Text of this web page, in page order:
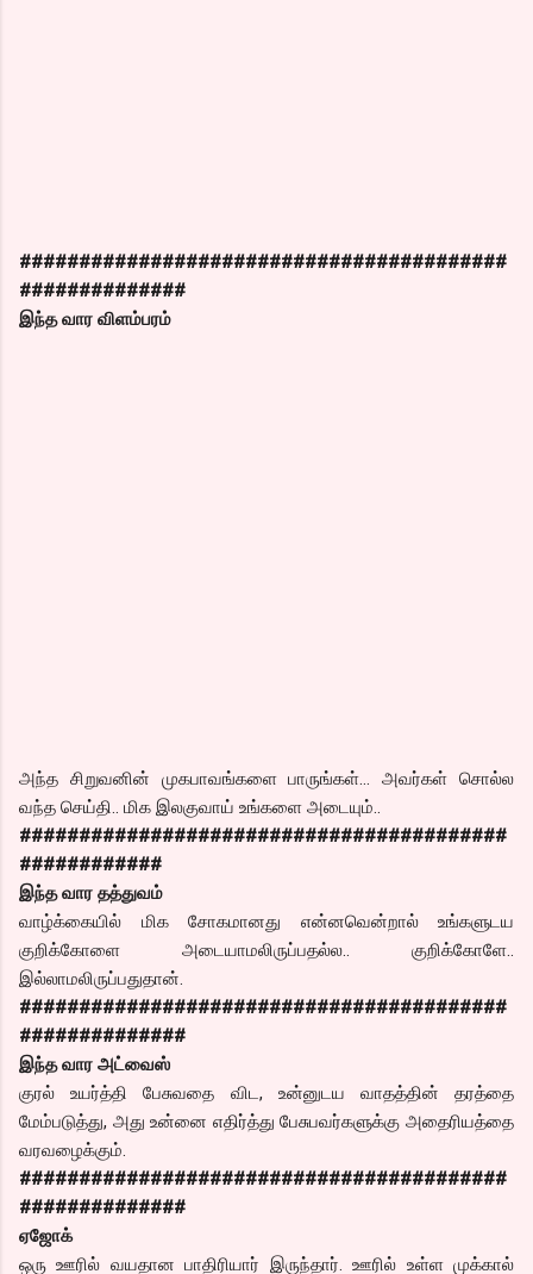
#########################################
##############
இந்த வார விளம்பரம்
அந்த சிறுவனின் முகபாவங்களை பாருங்கள்… அவர்கள் சொல்ல
வந்த செய்தி.. மிக இலகுவாய் உங்களை அடையும்..
#########################################
############
இந்த வார தத்துவம்
வாழ்க்கையில் மிக சோகமானது என்னவென்றால் உங்களுடய
குறிக்கோளை அடையாமலிருப்பதல்ல.. குறிக்கோளே..
இல்லாமலிருப்பதுதான்.
#########################################
##############
இந்த வார அட்வைஸ்
குரல் உயர்த்தி பேசுவதை விட, உன்னுடய வாதத்தின் தரத்தை
மேம்படுத்து, அது உன்னை எதிர்த்து பேசுபவர்களுக்கு அதைரியத்தை
வரவழைக்கும்.
#########################################
##############
ஏஜோக்
ஒரு ஊரில் வயதான பாதிரியார் இருந்தார். ஊரில் உள்ள முக்கால்